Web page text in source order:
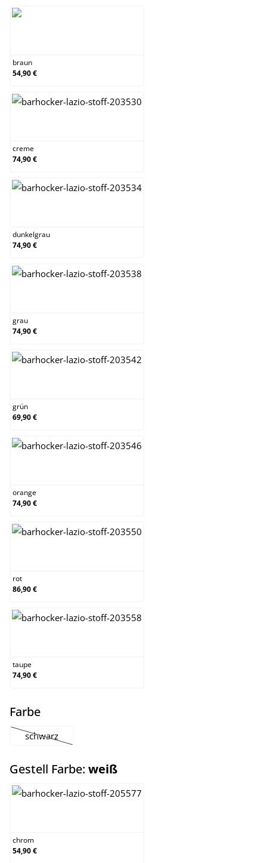
braun
54,90 €
creme
74,90 €
dunkelgrau
74,90 €
grau
74,90 €
grün
69,90 €
orange
74,90 €
rot
86,90 €
taupe
74,90 €
Farbeauswählen
schwarz
(Diese Option ist zurzeit nicht verfügbar.)
Gestell Farbe: weißauswählen
chrom
54,90 €